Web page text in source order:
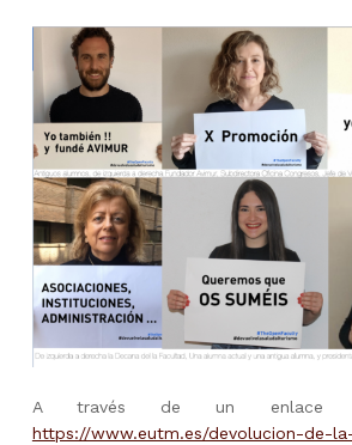
A través de un enlace
https://www.eutm.es/devolucion-de-